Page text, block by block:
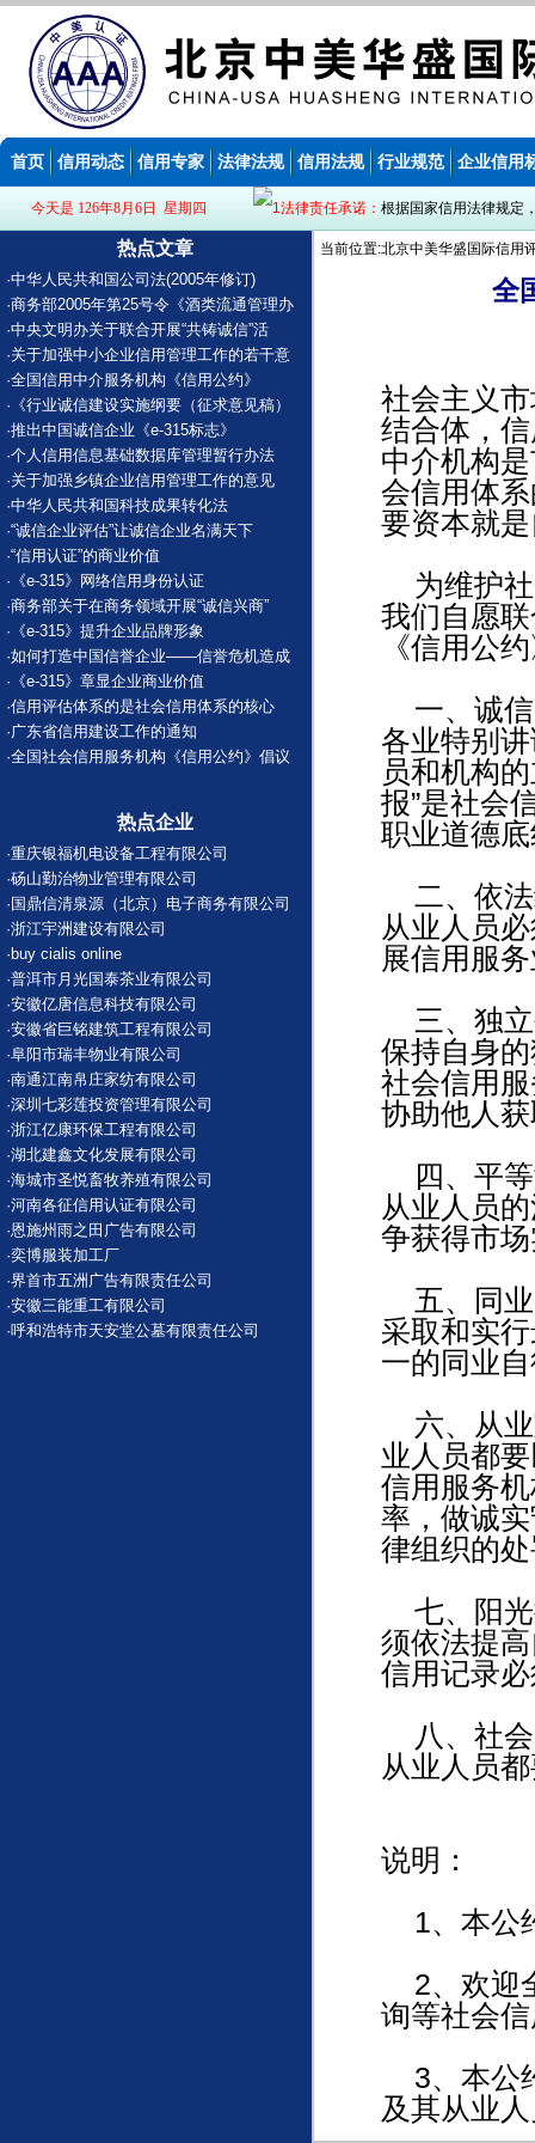
首页 信用动态 信用专家 法律法规 信用法规 行业规范 企业信用
今天是 126年8月6日 星期四 法律责任承诺： 根据国家信用法律规定
热点文章
·中华人民共和国公司法(2005年修订)
·商务部2005年第25号令《酒类流通管理办
·中央文明办关于联合开展“共铸诚信”活
·关于加强中小企业信用管理工作的若干意
·全国信用中介服务机构《信用公约》
· 《行业诚信建设实施纲要（征求意见稿）
·推出中国诚信企业《e-315标志》
·个人信用信息基础数据库管理暂行办法
·关于加强乡镇企业信用管理工作的意见
·中华人民共和国科技成果转化法
·“诚信企业评估”让诚信企业名满天下
·“信用认证”的商业价值
· 《e-315》网络信用身份认证
·商务部关于在商务领域开展“诚信兴商”
· 《e-315》提升企业品牌形象
·如何打造中国信誉企业——信誉危机造成
· 《e-315》章显企业商业价值
·信用评估体系的是社会信用体系的核心
·广东省信用建设工作的通知
·全国社会信用服务机构《信用公约》倡议
热点企业
·重庆银福机电设备工程有限公司
·砀山勤治物业管理有限公司
· 国鼎信清泉源（北京）电子商务有限公司
·浙江宇洲建设有限公司
· buy cialis online
·普洱市月光国泰茶业有限公司
·安徽亿唐信息科技有限公司
·安徽省巨铭建筑工程有限公司
·阜阳市瑞丰物业有限公司
·南通江南帛庄家纺有限公司
·深圳七彩莲投资管理有限公司
·浙江亿康环保工程有限公司
·湖北建鑫文化发展有限公司
·海城市圣悦畜牧养殖有限公司
·河南各征信用认证有限公司
·恩施州雨之田广告有限公司
·奕博服装加工厂
·界首市五洲广告有限责任公司
·安徽三能重工有限公司
·呼和浩特市天安堂公墓有限责任公司
当前位置:北京中美华盛国际信用
全
社会主义
结合体，
中介机构
会信用体
要资本就
为维护社
我们自愿
《信用公
一、诚信
各业特别
员和机构
报”是社会
职业道德
二、依法
从业人员
展信用服
三、独立
保持自身
社会信用
协助他人
四、平等
从业人员
争获得市
五、同业
采取和实
一的同业
六、从业
业人员都
信用服务
率，做诚
律组织的
七、阳光
须依法提
信用记录
八、社会
从业人员
说明：
1、本公
2、欢迎
询等社会
3、本公
及其从业